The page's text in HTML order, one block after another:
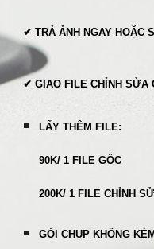
✔ TRẢ ẢNH NGAY HOẶC
✔ GIAO FILE CHỈNH SỬA
LẤY THÊM FILE:
90K/ 1 FILE GỐC
200K/ 1 FILE CHỈNH
GÓI CHỤP KHÔNG